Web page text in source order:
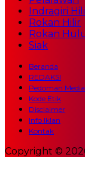
Indragiri
Rokan Hilir
Rokan
Siak
Beranda
REDAKSI
Pedoman
Kode Etik
Disclaimer
Info Iklan
Kontak
Copyright ©